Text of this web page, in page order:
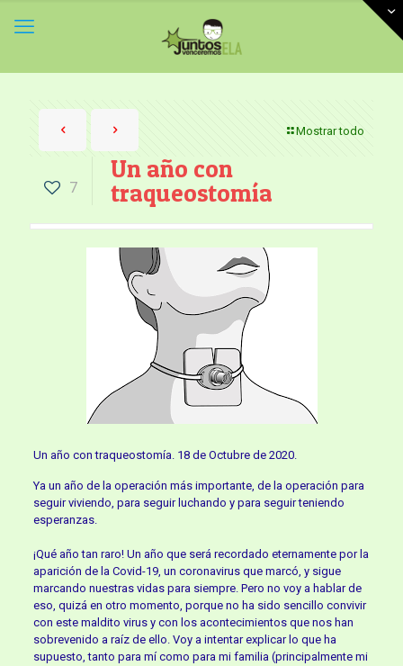
Mostrar todo
7
Un año con
traqueostomía
Un año con traqueostomía. 18 de Octubre de 2020.
Ya un año de la operación más importante, de la operación para
seguir viviendo, para seguir luchando y para seguir teniendo
esperanzas.
¡Qué año tan raro! Un año que será recordado eternamente por la
aparición de la Covid-19, un coronavirus que marcó, y sigue
marcando nuestras vidas para siempre. Pero no voy a hablar de
eso, quizá en otro momento, porque no ha sido sencillo convivir
con este maldito virus y con los acontecimientos que nos han
sobrevenido a raíz de ello. Voy a intentar explicar lo que ha
supuesto, tanto para mí como para mi familia (principalmente mi